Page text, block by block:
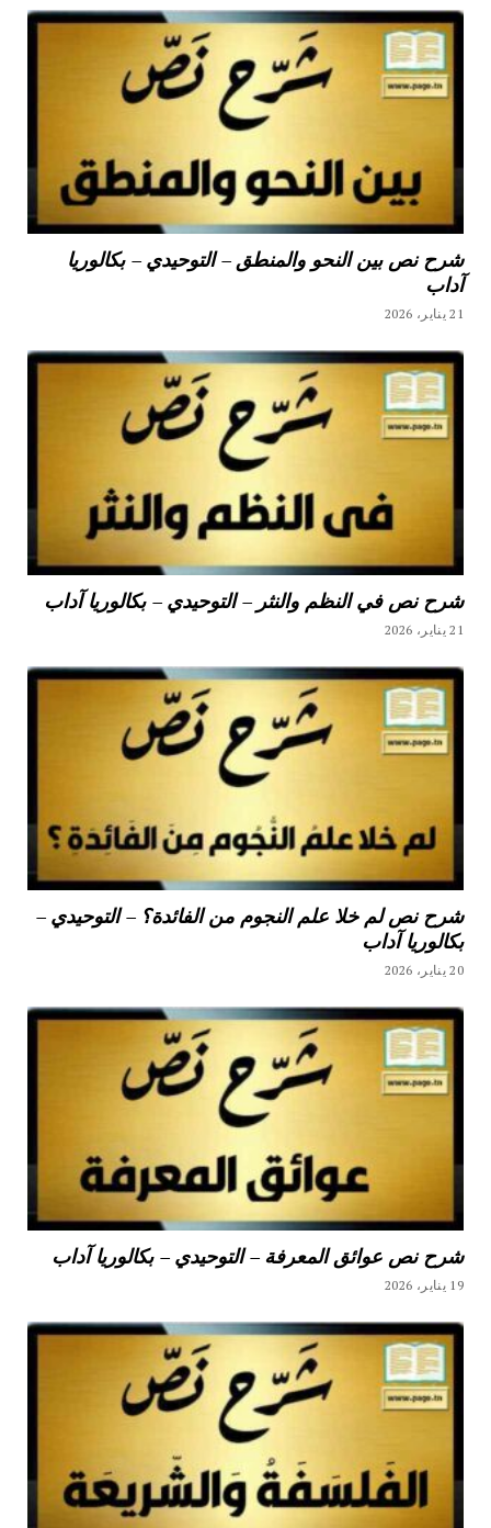
شرح نص بين النحو والمنطق – التوحيدي – بكالوريا
آداب
21 يناير، 2026
شرح نص في النظم والنثر – التوحيدي – بكالوريا آداب
21 يناير، 2026
شرح نص لم خلا علم النجوم من الفائدة؟ – التوحيدي –
بكالوريا آداب
20 يناير، 2026
شرح نص عوائق المعرفة – التوحيدي – بكالوريا آداب
19 يناير، 2026